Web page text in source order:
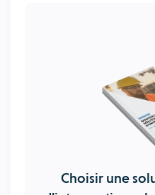
Choisir une